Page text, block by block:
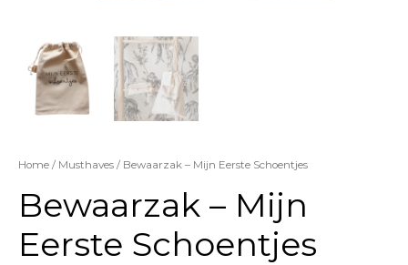
Home/ Musthaves/ Bewaarzak – Mijn Eerste Schoentjes
Bewaarzak – Mijn
Eerste Schoentjes